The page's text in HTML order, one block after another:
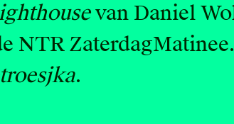
van Daniel
NTR
.